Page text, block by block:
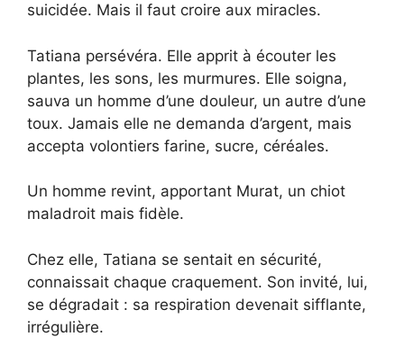
suicidée. Mais il faut croire aux miracles.
Tatiana persévéra. Elle apprit à écouter les
plantes, les sons, les murmures. Elle soigna,
sauva un homme d’une douleur, un autre d’une
toux. Jamais elle ne demanda d’argent, mais
accepta volontiers farine, sucre, céréales.
Un homme revint, apportant Murat, un chiot
maladroit mais fidèle.
Chez elle, Tatiana se sentait en sécurité,
connaissait chaque craquement. Son invité, lui,
se dégradait : sa respiration devenait sifflante,
irrégulière.